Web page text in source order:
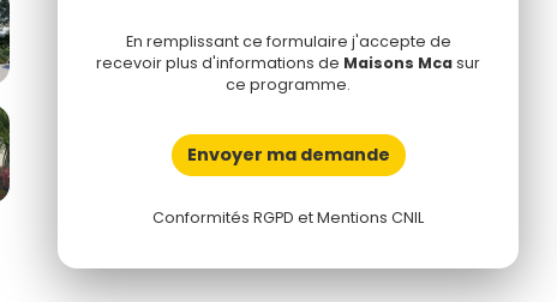
En remplissant ce formulaire j'accepte de
recevoir plus d'informations de Maisons Mcasur
ce programme.
Envoyer ma demande
Conformités RGPD et Mentions CNIL